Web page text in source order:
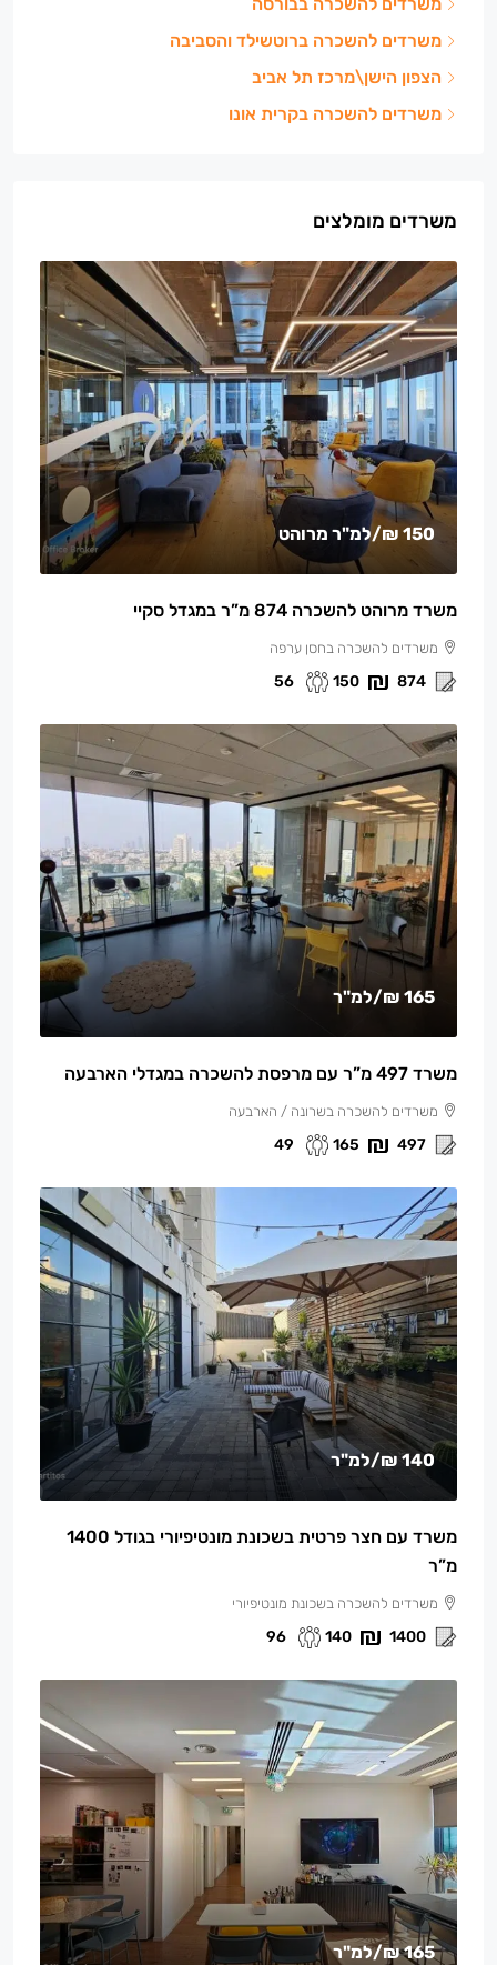
משרדים להשכרה בבורסה
משרדים להשכרה ברוטשילד והסביבה
הצפון הישן\מרכז תל אביב
משרדים להשכרה בקרית אונו
משרדים מומלצים
150 ₪ /למ"ר מרוהט
משרד מרוהט להשכרה 874 מ”ר במגדל סקיי
משרדים להשכרה בחסן ערפה
874
150
56
165 ₪ /למ"ר
משרד 497 מ”ר עם מרפסת להשכרה במגדלי הארבעה
משרדים להשכרה בשרונה / הארבעה
497
165
49
140 ₪ /למ"ר
משרד עם חצר פרטית בשכונת מונטיפיורי בגודל 1400
מ”ר
משרדים להשכרה בשכונת מונטיפיורי
1400
140
96
165 ₪ /למ"ר